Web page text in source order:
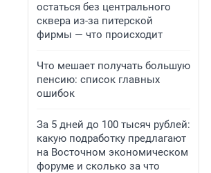
остаться без центрального
сквера из-за питерской
фирмы — что происходит
Что мешает получать большую
пенсию: список главных
ошибок
За 5 дней до 100 тысяч рублей:
какую подработку предлагают
на Восточном экономическом
форуме и сколько за что